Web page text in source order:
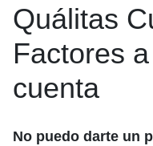
Quálitas
Factores
cuenta
No puedo darte un